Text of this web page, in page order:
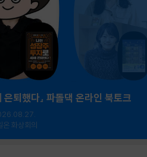
퇴했다』 파돌댁 온라인 북토크
온 화상회의